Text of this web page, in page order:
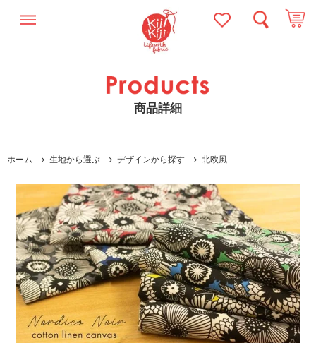
商品詳細
ホーム 生地から選ぶ デザインから探す 北欧風